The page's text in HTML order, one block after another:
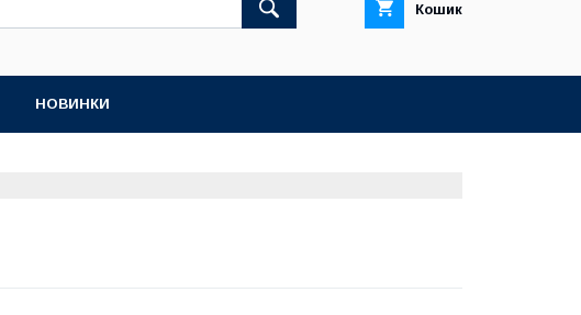
Кошик
НОВИНКИ